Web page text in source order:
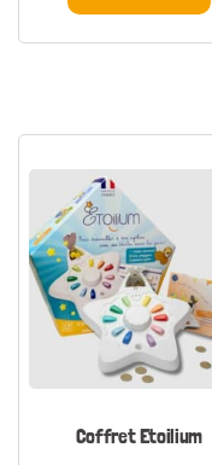
Coffret Etoilium